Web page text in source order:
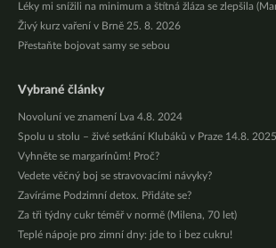
Léky mi snížili na minimum a štítná žláza se zlepšila
Živý kurz vaření v Brně 25. 8. 2026
Přestaňte bojovat samy se sebou
Vybrané články
Novoluní ve znamení Lva 4.8. 2024
Spolu u stolu – živé setkání Klubáků v Praze 14.8. 2025
Vyhněte se margarínům! Proč?
Vedete věčný boj se stravovacími návyky?
Zavíráme Podzimní detox. Přidáte se?
Za tři týdny cukr téměř v normě (Milena, 70 let)
Teplé nápoje pro zimní dny: jde to i bez cukru!